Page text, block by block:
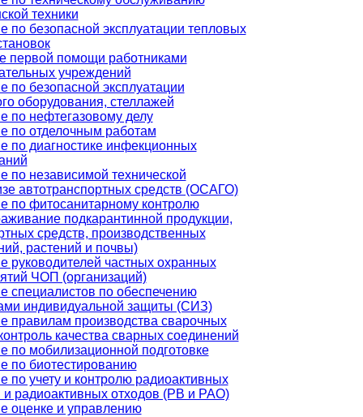
техники
по безопасной эксплуатации тепловых
первой помощи работниками
учреждений
по безопасной эксплуатации
оборудования, стеллажей
по нефтегазовому делу
по отделочным работам
по диагностике инфекционных
по независимой технической
автотранспортных средств (ОСАГО)
по фитосанитарному контролю
подкарантинной продукции,
средств, производственных
растений и почвы)
руководителей частных охранных
ЧОП (организаций)
специалистов по обеспечению
индивидуальной защиты (СИЗ)
правилам производства сварочных
качества сварных соединений
по мобилизационной подготовке
по биотестированию
по учету и контролю радиоактивных
и радиоактивных отходов (РВ и РАО)
оценке и управлению